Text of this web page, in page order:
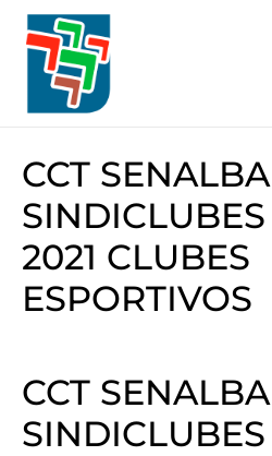
Inicial
Categorias Abrangidas
Base Territorial
Diretoria
Convênios
Informativo Senalba
CCT
2021 CLUBES
ESPORTIVOS
CCT